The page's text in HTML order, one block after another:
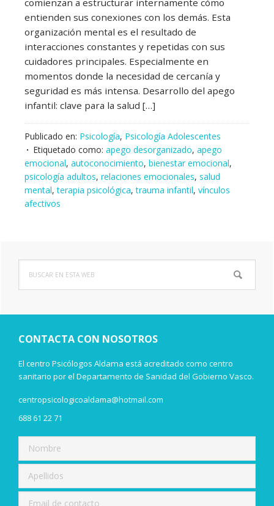
entienden sus conexiones con los demás. Esta
organización mental es el resultado de
interacciones constantes y repetidas con sus
cuidadores principales. Especialmente en
momentos donde la necesidad de cercanía y
seguridad es más intensa. Desarrollo del apego
infantil: clave para la salud […]
Publicado en: Psicología, Psicología Adolescentes
Etiquetado como: apego desorganizado, apego
emocional, autoconocimiento, bienestar emocional,
psicología adultos, relaciones emocionales, salud
mental,terapia psicológica,trauma infantil, vínculos
afectivos
Barra
lateral
principal
esta
CONTACTA CON NOSOTROS
El centro Psicólogos Aldama está acreditado como centro
sanitario por el Departamento de Sanidad del Gobierno Vasco.
centropsicologicoaldama@hotmail.com
688 61 22 71